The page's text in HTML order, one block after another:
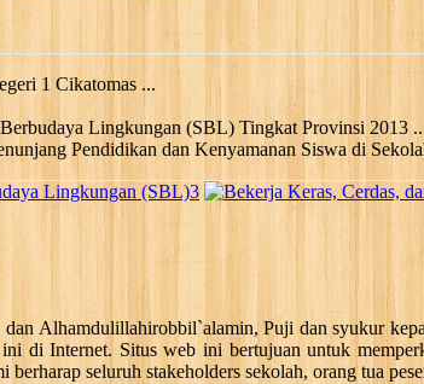
1 Cikatomas ...
Lingkungan (SBL) Tingkat Provinsi 2013
Pendidikan dan Kenyamanan Siswa di
3
Alhamdulillahirobbil`alamin, Puji dan syukur
di Internet. Situs web ini bertujuan untuk
seluruh stakeholders sekolah, orang tua